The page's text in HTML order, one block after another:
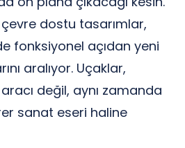
dostu tasarımlar,
fonksiyonel açıdan yeni
aralıyor. Uçaklar,
değil, aynı zamanda
sanat eseri haline